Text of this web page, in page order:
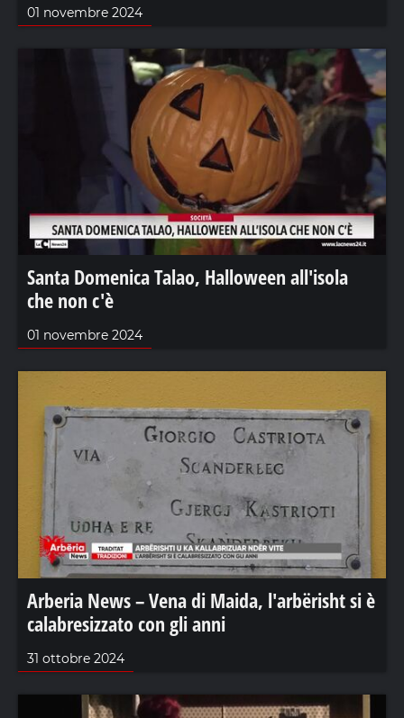
01 novembre 2024
Santa Domenica Talao, Halloween all'isola
che non c'è
01 novembre 2024
Arberia News – Vena di Maida, l'arbërisht si è
calabresizzato con gli anni
31 ottobre 2024